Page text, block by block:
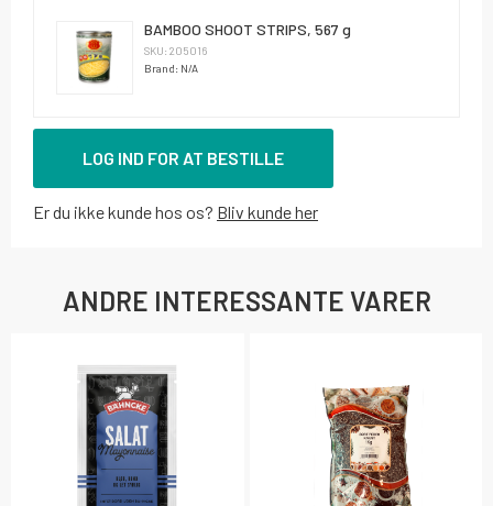
BAMBOO SHOOT STRIPS, 567 g
SKU: 205016
Brand: N/A
LOG IND FOR AT BESTILLE
Er du ikke kunde hos os? Bliv kunde her
ANDRE INTERESSANTE VARER